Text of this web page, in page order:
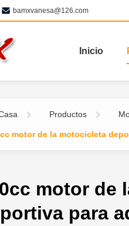
bamxvanesa@126.com
Inicio
Productos
motor de la motocicleta
motor de
para